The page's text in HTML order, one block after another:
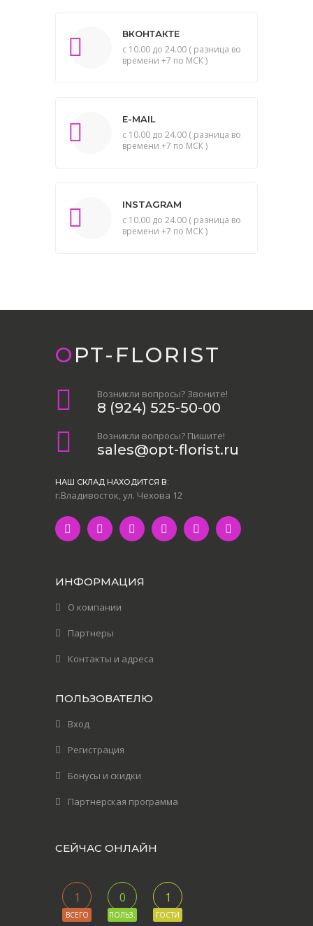
ВКОНТАКТЕ
с 10.00 до 24.00 ( разница во
времени +7 по МСК )
E-MAIL
с 10.00 до 24.00 ( разница во
времени +7 по МСК )
INSTAGRAM
с 10.00 до 24.00 ( разница во
времени +7 по МСК )
OPT-FLORIST
Возникли вопросы? Звоните!
8 (924) 525-50-00
Возникли вопросы? Пишите!
sales@opt-florist.ru
НАШ СКЛАД НАХОДИТСЯ В:
г.Владивосток, ул. Чехова 12
ИНФОРМАЦИЯ
О компании
Партнеры
Контакты и адреса
ПОЛЬЗОВАТЕЛЮ
Вход
Регистрация
Бонусы и скидки
Партнерская программа
СЕЙЧАС ОНЛАЙН
1
ВСЕГО
0
ПОЛЬЗ.
1
ГОСТИ